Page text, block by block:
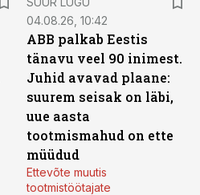
04.08.26, 10:42
ABB palkab Eestis
tänavu veel 90 inimest.
Juhid avavad plaane:
suurem seisak on läbi,
uue aasta
tootmismahud on ette
müüdud
Ettevõte muutis
tootmistöötajate